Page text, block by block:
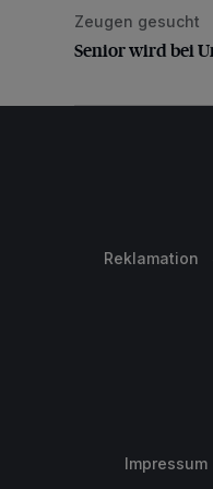
Senior wird bei
Zeugen gesucht
Senior wird bei
Reklamation
Impressum